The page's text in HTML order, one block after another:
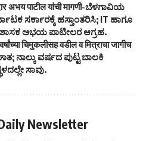
अभय पाटील यांची मागणी-ಬೆಳಗಾವಿಯ
ಸರ್ಕಾರಕ್ಕೆ ಹಸ್ತಾಂತರಿಸಿ; IT ಹಾಗೂ
ಶಾಸಕ ಅಭಯ ಪಾಟೀಲರ ಆಗ್ರಹ.
चिमुकलीसह वडील व मित्राचा जागीच
ನಾಲ್ಕು ವರ್ಷದ ಪುಟ್ಟ ಬಾಲಕಿ
ಸಾವು.
Newsletter